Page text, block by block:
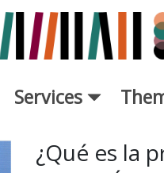
Services
-¿Qué es la